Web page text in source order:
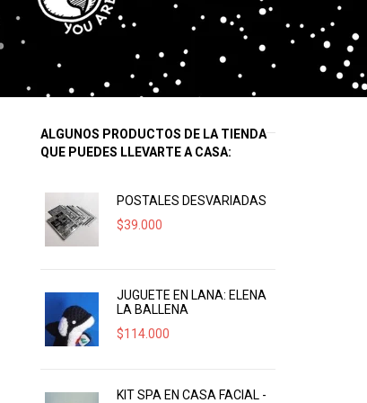
ALGUNOS PRODUCTOS DE LA TIENDA
QUE PUEDES LLEVARTE A CASA:
POSTALES DESVARIADAS
$39.000
JUGUETE EN LANA: ELENA
LA BALLENA
$114.000
KIT SPA EN CASA FACIAL -